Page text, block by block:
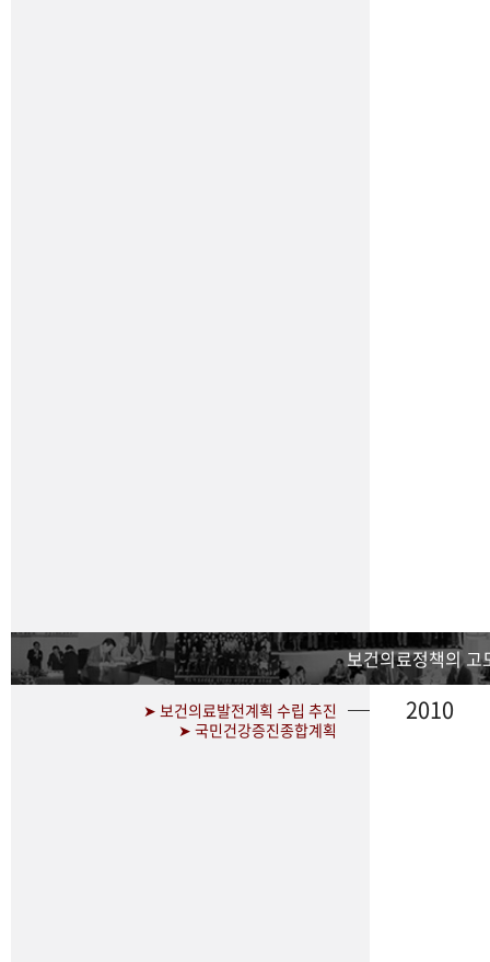
보건의료정책의 고
➤ 보건의료발전계획 수립 추진
➤ 국민건강증진종합계획
2010